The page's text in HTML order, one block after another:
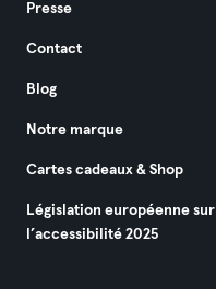
Presse
Contact
Blog
Notre marque
Cartes cadeaux & Shop
Législation européenne sur
l’accessibilité 2025